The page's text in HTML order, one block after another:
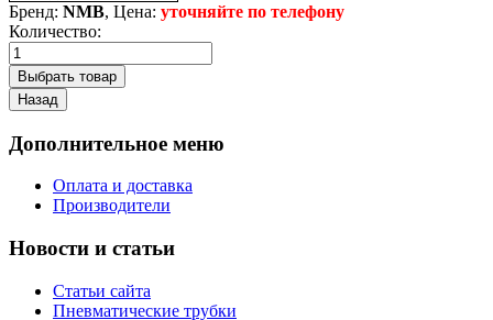
Бренд: NMB, Цена: уточняйте по телефону
Количество:
Дополнительное меню
Оплата и доставка
Производители
Новости и статьи
Статьи сайта
Пневматические трубки